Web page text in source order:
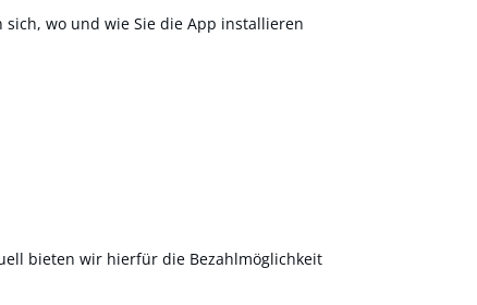
sich, wo und wie Sie die App installieren
bieten wir hierfür die Bezahlmöglichkeit